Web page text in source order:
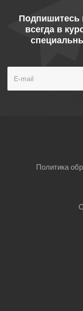
Подпишитесь
всегда в
Политика